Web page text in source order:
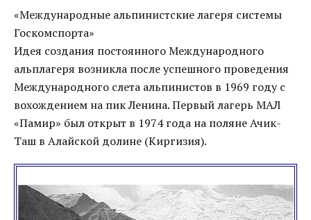
«Международные альпинистские лагеря системы
Госкомспорта»
Идея создания постоянного Международного
альплагеря возникла после успешного проведения
Международного слета альпинистов в 1969 году с
вохождением на пик Ленина. Первый лагерь МАЛ
«Памир» был открыт в 1974 года на поляне Ачик-
Таш в Алайской долине (Киргизия).